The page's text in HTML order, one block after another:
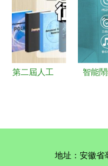
交通報社、
美團打車共
話出租汽車
行業數字化
創意內
融合之
第二屆人工
智能
地址：安徽省